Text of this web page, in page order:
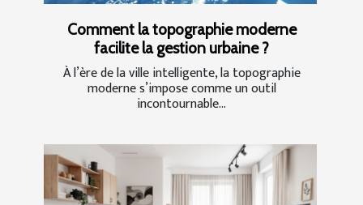
Comment la topographie moderne
facilite la gestion urbaine ?
À l’ère de la ville intelligente, la topographie
moderne s’impose comme un outil
incontournable...